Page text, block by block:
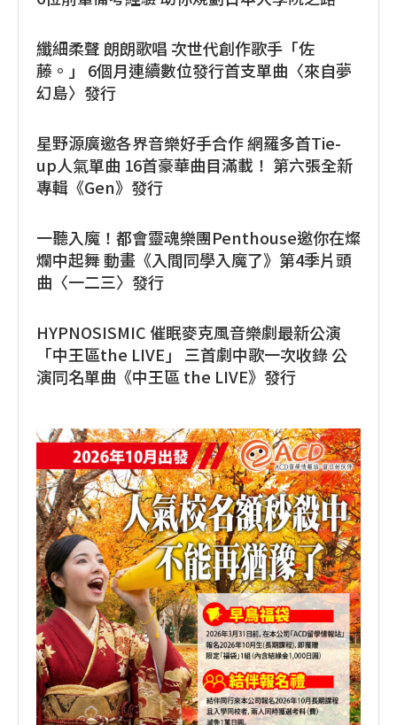
纖細柔聲 朗朗歌唱 次世代創作歌手「佐
藤。」 6個月連續數位發行首支單曲〈來自夢
幻島〉發行
星野源廣邀各界音樂好手合作 網羅多首Tie-
up人氣單曲 16首豪華曲目滿載！ 第六張全新
專輯《Gen》發行
一聽入魔！都會靈魂樂團Penthouse邀你在燦
爛中起舞 動畫《入間同學入魔了》第4季片頭
曲〈一二三〉發行
HYPNOSISMIC 催眠麥克風音樂劇最新公演
「中王區the LIVE」 三首劇中歌一次收錄 公
演同名單曲《中王區 the LIVE》發行